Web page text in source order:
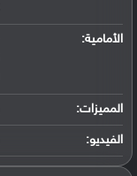
الأمامية:
المميزات:
الفيديو: